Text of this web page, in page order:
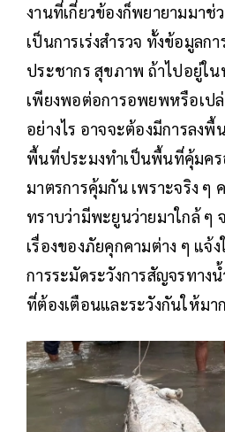
งานที่เกี่ยวข้องก็พยายามมาช่
เป็นการเร่งสำรวจ ทั้งข้อมูลก
ประชากร สุขภาพ ถ้าไปอยู่ใ
เพียงพอต่อการอพยพหรือเป
อย่างไร อาจจะต้องมีการลง
พื้นที่ประมงทำเป็นพื้นที่คุ้มคร
มาตรการคุ้มกัน เพราะจริง
ทราบว่ามีพะยูนว่ายมาใกล้ ๆ
เรื่องของภัยคุกคามต่าง ๆ แจ้
การระมัดระวังการสัญจรทาง
ที่ต้องเตือนและระวังกันให้มา